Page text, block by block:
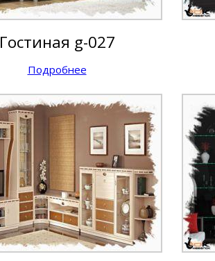
Гостиная g-027
Подробнее